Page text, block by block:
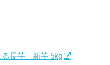
る長芋 新芋 5kg